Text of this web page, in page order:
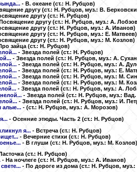
- В. океане(ст.: Н. Рубцов)
другу (ст.: Н. Рубцов, муз.: В.
другу (ст.: Н. Рубцов)
другу (ст.: Н. Рубцов, муз.: А.
другу(ст.: Н. Рубцов, муз.: А. Иванов)
другу(ст.: Н. Рубцов, муз.: Е. Матвеев)
другу (ст.: Н. Рубцов, муз.: М. Козлов)
зайца(ст.: Н. Рубцов)
- Звезда полей (ст.: Н. Рубцов)
- Звезда полей (ст.: Н. Рубцов, муз.: А.
- Звезда полей (ст.: Н. Рубцов, муз.: А.
- Звезда полей (ст.: Н. Рубцов, муз.: Е.
- Звезда полей (ст.: Н. Рубцов, муз.: М.
- Звезда полей (ст.: Н. Рубцов, муз.: М.
- Звезда полей (ст.: Н. Рубцов, муз.: А.
- Звезда полей (ст.: Н. Рубцов, муз.:
- Звезда полей (ст.: Н. Рубцов, муз.: И.
алые... - (ст.: Н. Рубцов, муз.: А. Морозов)
- Осенние этюды. Часть 2 (ст.: Н. Рубцов)
я... - Встреча(ст.: Н. Рубцов)
- Вечерние стихи (ст.: Н. Рубцов)
- В глуши (ст.: Н. Рубцов, муз.: М. Козлов)
(ст.: Н. Рубцов)
- На ночлеге (ст.: Н. Рубцов, муз.: А. Иванов)
- По дороге из дома(ст.: Н. Рубцов,